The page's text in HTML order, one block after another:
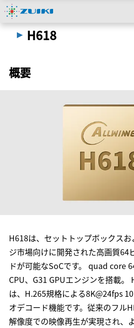
トップ＞法人のお客様
H618
概要
H618は、セットトップボックス
ジ市場向けに開発された高画質64
ドが可能なSoCです。 quad core
CPU、G31 GPUエンジンを搭載。
は、H.265規格による8K@24fps
オデコード機能です。従来のフル
解像度での映像再生が実現され、